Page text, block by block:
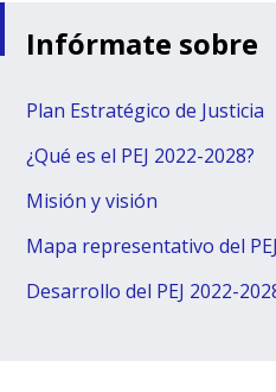
Infórmate sobre
Plan Estratégico de Justicia
¿Qué es el PEJ 2022-2028?
Misión y visión
Mapa representativo del
Desarrollo del PEJ 2022-